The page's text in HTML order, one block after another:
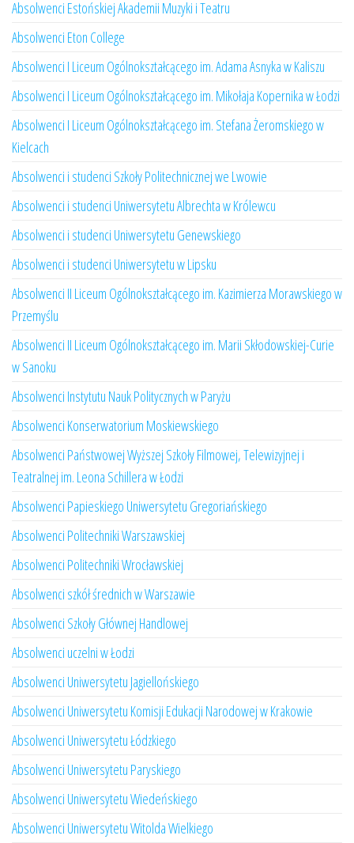
Absolwenci Estońskiej Akademii Muzyki i Teatru
Absolwenci Eton College
Absolwenci I Liceum Ogólnokształcącego im. Adama Asnyka w Kaliszu
Absolwenci I Liceum Ogólnokształcącego im. Mikołaja Kopernika w Łodzi
Absolwenci I Liceum Ogólnokształcącego im. Stefana Żeromskiego w
Kielcach
Absolwenci i studenci Szkoły Politechnicznej we Lwowie
Absolwenci i studenci Uniwersytetu Albrechta w Królewcu
Absolwenci i studenci Uniwersytetu Genewskiego
Absolwenci i studenci Uniwersytetu w Lipsku
Absolwenci II Liceum Ogólnokształcącego im. Kazimierza Morawskiego w
Przemyślu
Absolwenci II Liceum Ogólnokształcącego im. Marii Skłodowskiej-Curie
w Sanoku
Absolwenci Instytutu Nauk Politycznych w Paryżu
Absolwenci Konserwatorium Moskiewskiego
Absolwenci Państwowej Wyższej Szkoły Filmowej, Telewizyjnej i
Teatralnej im. Leona Schillera w Łodzi
Absolwenci Papieskiego Uniwersytetu Gregoriańskiego
Absolwenci Politechniki Warszawskiej
Absolwenci Politechniki Wrocławskiej
Absolwenci szkół średnich w Warszawie
Absolwenci Szkoły Głównej Handlowej
Absolwenci uczelni w Łodzi
Absolwenci Uniwersytetu Jagiellońskiego
Absolwenci Uniwersytetu Komisji Edukacji Narodowej w Krakowie
Absolwenci Uniwersytetu Łódzkiego
Absolwenci Uniwersytetu Paryskiego
Absolwenci Uniwersytetu Wiedeńskiego
Absolwenci Uniwersytetu Witolda Wielkiego